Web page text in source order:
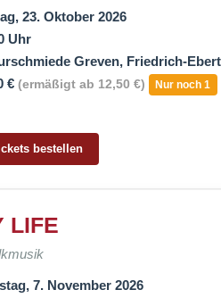
23. Oktober 2026
Uhr
Greven, Friedrich-
€ (ermäßigt ab 12,50 €)
Nur noch 1
bestellen
LIFE
7. November 2026